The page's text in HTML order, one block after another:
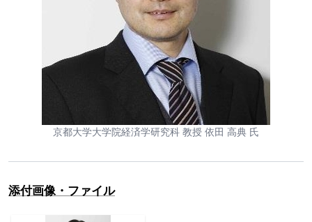
京都大学大学院経済学研究科 教授 依田 高典 氏
添付画像・ファイル